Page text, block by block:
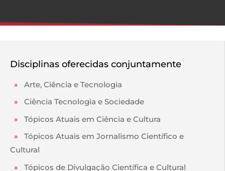
Disciplinas oferecidas conjuntamente
» Arte, Ciência e Tecnologia
» Ciência Tecnologia e Sociedade
» Tópicos Atuais em Ciência e Cultura
» Tópicos Atuais em Jornalismo Científico e
Cultural
» Tópicos de Divulgação Científica e Cultural